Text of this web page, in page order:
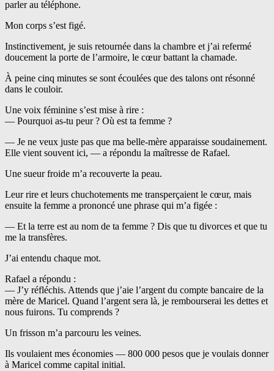
parler au téléphone.
Mon corps s’est figé.
Instinctivement, je suis retournée dans la chambre et j’ai refermé
doucement la porte de l’armoire, le cœur battant la chamade.
À peine cinq minutes se sont écoulées que des talons ont résonné
dans le couloir.
Une voix féminine s’est mise à rire :
— Pourquoi as-tu peur ? Où est ta femme ?
— Je ne veux juste pas que ma belle-mère apparaisse soudainement.
Elle vient souvent ici, — a répondu la maîtresse de Rafael.
Une sueur froide m’a recouverte la peau.
Leur rire et leurs chuchotements me transperçaient le cœur, mais
ensuite la femme a prononcé une phrase qui m’a figée :
— Et la terre est au nom de ta femme ? Dis que tu divorces et que tu
me la transfères.
J’ai entendu chaque mot.
Rafael a répondu :
— J’y réfléchis. Attends que j’aie l’argent du compte bancaire de la
mère de Maricel. Quand l’argent sera là, je rembourserai les dettes et
nous fuirons. Tu comprends ?
Un frisson m’a parcouru les veines.
Ils voulaient mes économies — 800 000 pesos que je voulais donner
à Maricel comme capital initial.